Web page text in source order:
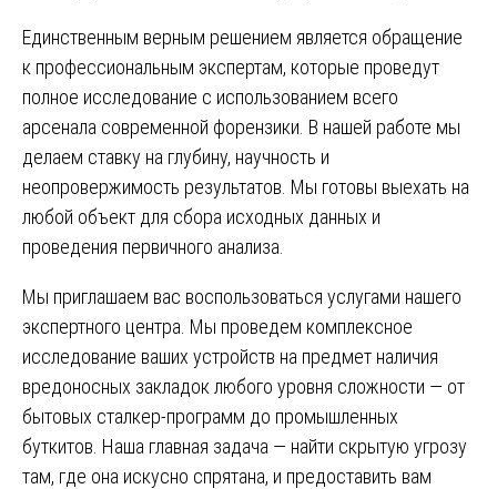
Единственным верным решением является обращение
к профессиональным экспертам, которые проведут
полное исследование с использованием всего
арсенала современной форензики. В нашей работе мы
делаем ставку на глубину, научность и
неопровержимость результатов. Мы готовы выехать на
любой объект для сбора исходных данных и
проведения первичного анализа.
Мы приглашаем вас воспользоваться услугами нашего
экспертного центра. Мы проведем комплексное
исследование ваших устройств на предмет наличия
вредоносных закладок любого уровня сложности — от
бытовых сталкер-программ до промышленных
буткитов. Наша главная задача — найти скрытую угрозу
там, где она искусно спрятана, и предоставить вам